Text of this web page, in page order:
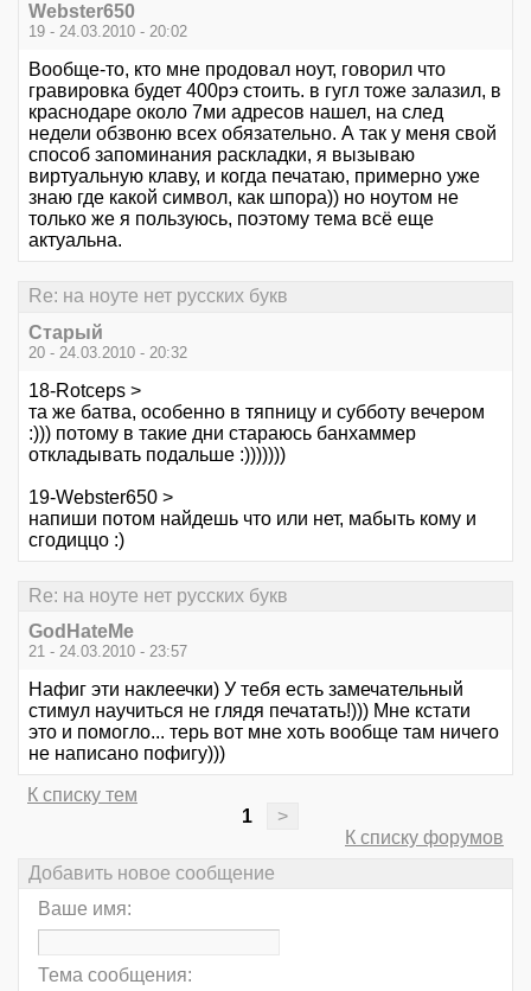
Webster650
19 - 24.03.2010 - 20:02
Вообще-то, кто мне продовал ноут, говорил что
гравировка будет 400рэ стоить. в гугл тоже залазил, в
краснодаре около 7ми адресов нашел, на след
недели обзвоню всех обязательно. А так у меня свой
способ запоминания раскладки, я вызываю
виртуальную клаву, и когда печатаю, примерно уже
знаю где какой символ, как шпора)) но ноутом не
только же я пользуюсь, поэтому тема всё еще
актуальна.
Re: на ноуте нет русских букв
Старый
20 - 24.03.2010 - 20:32
18-Rotceps >
та же батва, особенно в тяпницу и субботу вечером
:))) потому в такие дни стараюсь банхаммер
откладывать подальше :)))))))
19-Webster650 >
напиши потом найдешь что или нет, мабыть кому и
сгодиццо :)
Re: на ноуте нет русских букв
GodHateMe
21 - 24.03.2010 - 23:57
Нафиг эти наклеечки) У тебя есть замечательный
стимул научиться не глядя печатать!))) Мне кстати
это и помогло... терь вот мне хоть вообще там ничего
не написано пофигу)))
К списку тем
1
>
К списку форумов
Добавить новое сообщение
Ваше имя:
Тема сообщения: